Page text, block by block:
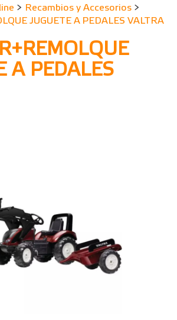
> Recambios y Accesorios >
JUGUETE A PEDALES VALTRA
A PEDALES